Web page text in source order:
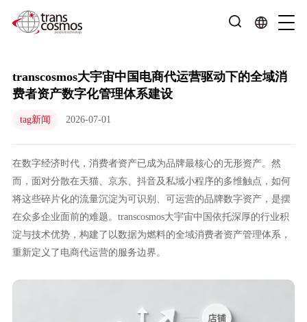
transcosmos大宇宙中国电商代运营驱动下的全域消
费者资产数字化管理体系建设
tag新闻 2026-07-01
在数字经济时代，消费者资产已成为品牌最核心的无形资产。然
而，面对分散在天猫、京东、抖音及私域小程序的多维触点，如何
将这些碎片化的流量沉淀为可识别、可运营的品牌数字资产，是摆
在众多企业面前的难题。transcosmos大宇宙中国依托深厚的行业积
淀与技术优势，构建了以数据为燃料的全域消费者资产管理体系，
重新定义了电商代运营的服务边界。